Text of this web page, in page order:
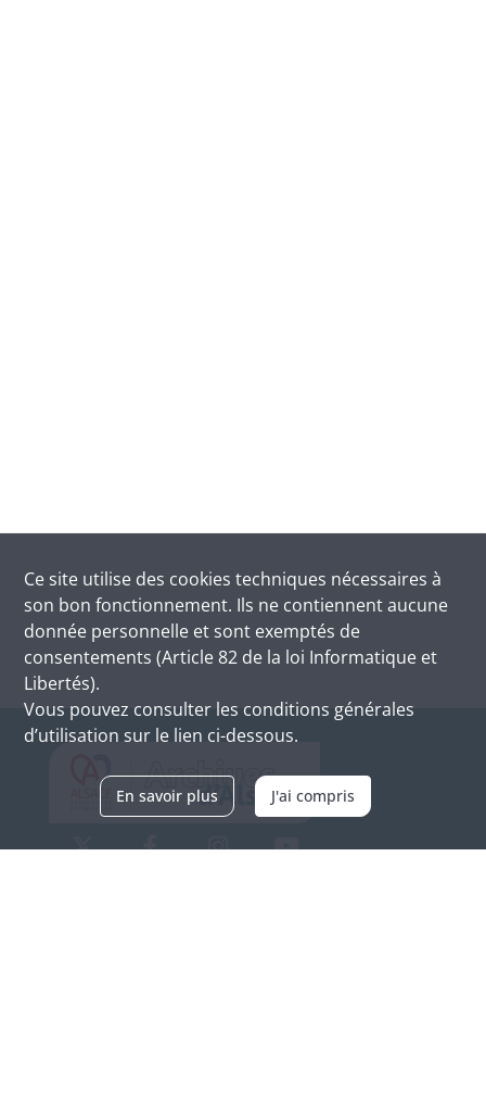
Ce site utilise des cookies techniques nécessaires à
son bon fonctionnement. Ils ne contiennent aucune
donnée personnelle et sont exemptés de
consentements (Article 82 de la loi Informatique et
Libertés).
Vous pouvez consulter les conditions générales
d’utilisation sur le lien ci-dessous.
En savoir plus J'ai compris